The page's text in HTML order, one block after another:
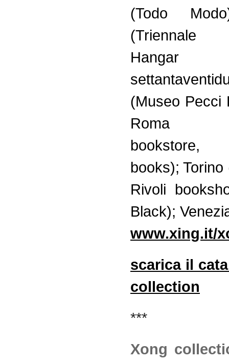
(Todo
(Triennale
Hangar
(Museo Pecci
Roma
bookstore,
books);
Rivoli
Black);
www.xing.it/
scarica il
collection
***
Xong